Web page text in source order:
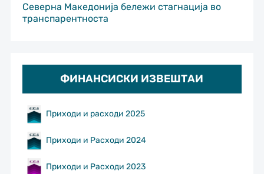
Северна Македонија бележи стагнација во
транспарентноста
ФИНАНСИСКИ ИЗВЕШТАИ
Приходи и расходи 2025
Приходи и Расходи 2024
Приходи и Расходи 2023